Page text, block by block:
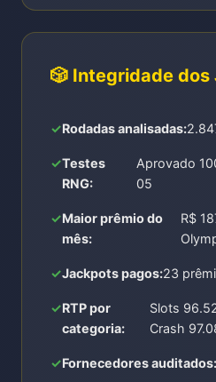
🎲 Integridade dos
Rodadas analisadas:
Testes
RNG:
Aprovado
05
Maior prêmio do
mês:
R$
Jackpots pagos:23
RTP por
categoria:
Slots
Crash
Fornecedores auditados: